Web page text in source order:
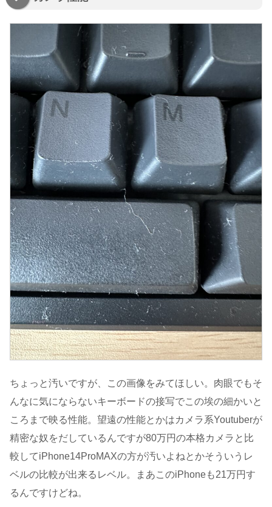
ちょっと汚いですが、この画像をみてほしい。肉眼でもそ
んなに気にならないキーボードの接写でこの埃の細かいと
ころまで映る性能。望遠の性能とかはカメラ系Youtuberが
精密な奴をだしているんですが80万円の本格カメラと比
較してiPhone14ProMAXの方が汚いよねとかそういうレ
ベルの比較が出来るレベル。まあこのiPhoneも21万円す
るんですけどね。